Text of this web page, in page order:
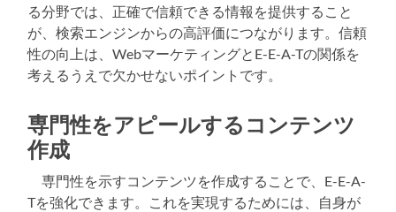
る分野では、正確で信頼できる情報を提供すること
が、検索エンジンからの高評価につながります。信頼
性の向上は、WebマーケティングとE-E-A-Tの関係を
考えるうえで欠かせないポイントです。
専門性をアピールするコンテンツ
作成
専門性を示すコンテンツを作成することで、E-E-A-
Tを強化できます。これを実現するためには、自身が